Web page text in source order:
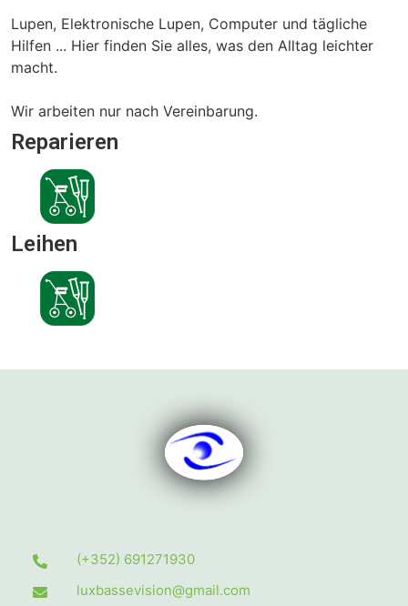
Lupen, Elektronische Lupen, Computer und tägliche
Hilfen ... Hier finden Sie alles, was den Alltag leichter
macht.
Wir arbeiten nur nach Vereinbarung.
Reparieren
Leihen
(+352) 691271930
luxbassevision@gmail.com